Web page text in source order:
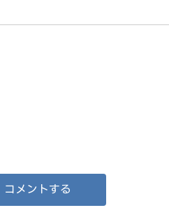
コメントする